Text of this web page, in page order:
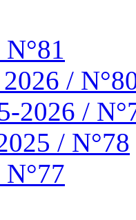
/
2026 /
/ N°78